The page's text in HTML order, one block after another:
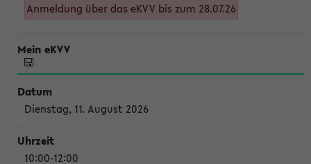
Anmeldung über das eKVV bis zum 28.07.26
Dienstag, 11. August 2026
10:00-12:00